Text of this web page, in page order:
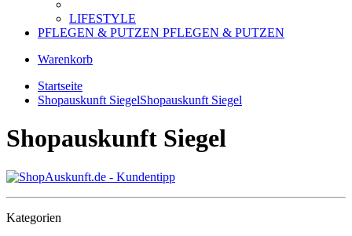
LIFESTYLE
PFLEGEN & PUTZEN PFLEGEN & PUTZEN
Warenkorb
Startseite
Shopauskunft SiegelShopauskunft Siegel
Shopauskunft Siegel
Kategorien